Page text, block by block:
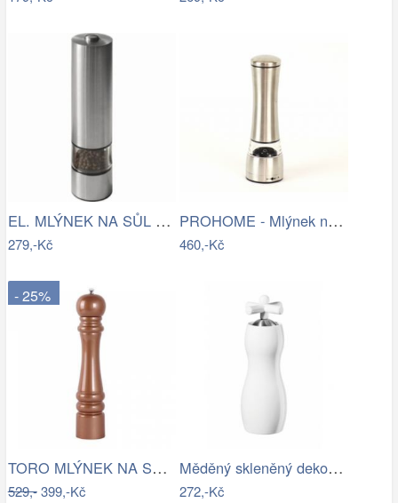
EL. MLÝNEK NA SŮL A PEPŘ Justinus -…
279,-Kč
PROHOME - Mlýnek na koření nerez
460,-Kč
- 25%
TORO MLÝNEK NA SŮL A PEPŘ 35CM MĚDĚNÝ
529,-399,-Kč
Měděný skleněný dekorační svítící…
272,-Kč